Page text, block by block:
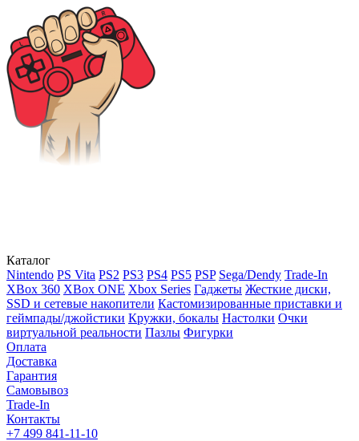
Каталог
Nintendo PS Vita PS2 PS3 PS4 PS5 PSP Sega/Dendy Trade-In
XBox 360 XBox ONE Xbox Series Гаджеты Жесткие диски,
SSD и сетевые накопители Кастомизированные приставки и
геймпады/джойстики Кружки, бокалы Настолки Очки
виртуальной реальности Пазлы Фигурки
Оплата
Доставка
Гарантия
Самовывоз
Trade-In
Контакты
+7 499 841-11-10